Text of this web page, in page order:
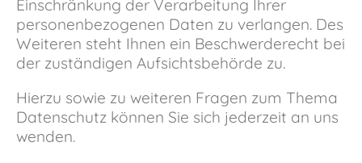
Einschränkung der Verarbeitung Ihrer
personenbezogenen Daten zu verlangen. Des
Weiteren steht Ihnen ein Beschwerderecht bei
der zuständigen Aufsichtsbehörde zu.
Hierzu sowie zu weiteren Fragen zum Thema
Datenschutz können Sie sich jederzeit an uns
wenden.